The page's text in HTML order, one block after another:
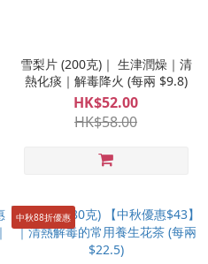
雪梨片 (200克)｜ 生津潤燥｜清
熱化痰｜解毒降火 (每兩 $9.8)
HK$52.00
HK$58.00
中秋88折優惠